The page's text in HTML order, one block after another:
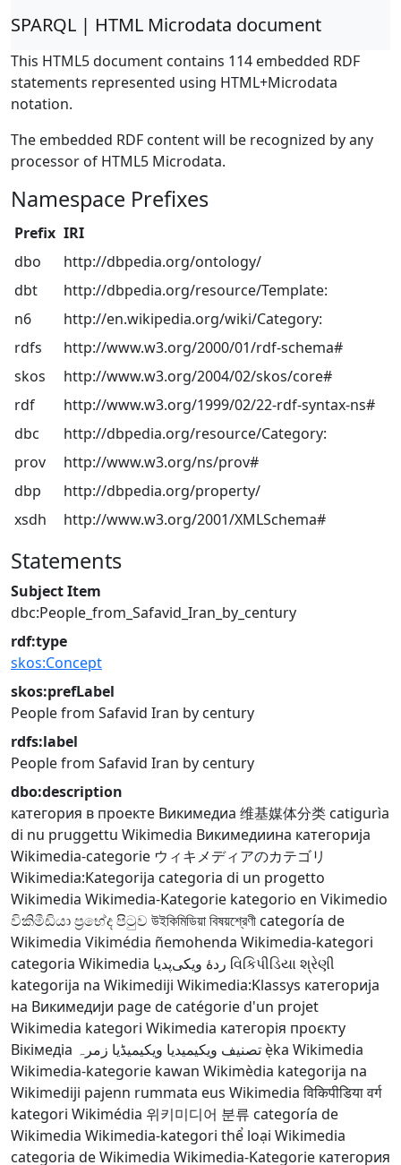
SPARQL | HTML Microdata document
This HTML5 document contains 114 embedded RDF
statements represented using HTML+Microdata
notation.
The embedded RDF content will be recognized by any
processor of HTML5 Microdata.
Namespace Prefixes
Prefix IRI
dbo
http://dbpedia.org/ontology/
dbt
http://dbpedia.org/resource/Template:
n6
http://en.wikipedia.org/wiki/Category:
rdfs
http://www.w3.org/2000/01/rdf-schema#
skos
http://www.w3.org/2004/02/skos/core#
rdf
http://www.w3.org/1999/02/22-rdf-syntax-ns#
dbc
http://dbpedia.org/resource/Category:
prov
http://www.w3.org/ns/prov#
dbp
http://dbpedia.org/property/
xsdh
http://www.w3.org/2001/XMLSchema#
Statements
Subject Item
dbc:People_from_Safavid_Iran_by_century
rdf:type
skos:Concept
skos:prefLabel
People from Safavid Iran by century
rdfs:label
People from Safavid Iran by century
dbo:description
категория в проекте Викимедиа 维基媒体分类 catigurìa
di nu pruggettu Wikimedia Викимедиина категорија
Wikimedia-categorie ウィキメディアのカテゴリ
Wikimedia:Kategorija categoria di un progetto
Wikimedia Wikimedia-Kategorie kategorio en Vikimedio
විකිමීඩියා ප්‍රභේද පිටුව উইকিমিডিয়া বিষয়শ্রেণী categoría de
Wikimedia Vikimédia ñemohenda Wikimedia-kategori
categoria Wikimedia ردهٔ ویکی‌پدیا વિકિપીડિયા શ્રેણી
kategorija na Wikimediji Wikimedia:Klassys категорија
на Викимедији page de catégorie d'un projet
Wikimedia kategori Wikimedia категорія проєкту
Вікімедіа
تصنيف ويكيميديا ویکیمیڈیا زمرہ
ẹ̀ka Wikimedia
Wikimedia-kategorie kawan Wikimèdia kategorija na
Wikimediji pajenn rummata eus Wikimedia विकिपीडिया वर्ग
kategori Wikimédia 위키미디어 분류 categoría de
Wikimedia Wikimedia-kategori thể loại Wikimedia
categoria de Wikimedia Wikimedia-Kategorie категория